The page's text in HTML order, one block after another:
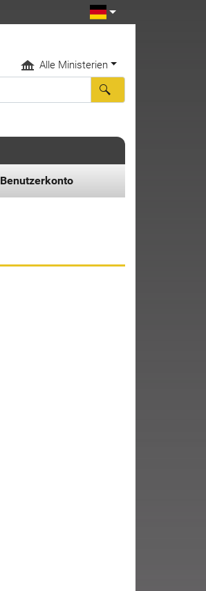
Alle Ministerien
Benutzerkonto